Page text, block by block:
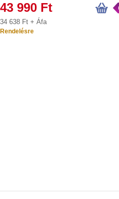
43 990 Ft
34 638 Ft + Áfa
Rendelésre